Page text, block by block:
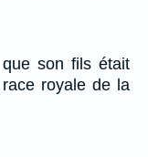
son fils était
royale de la